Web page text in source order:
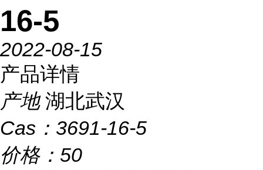
16-5
2022-08-15
产品详情
产地 湖北武汉
Cas： 3691-16-5
价格： 50